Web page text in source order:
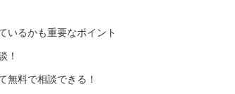
いるかも重要なポイント
！
無料で相談できる！